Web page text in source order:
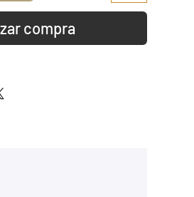
compra